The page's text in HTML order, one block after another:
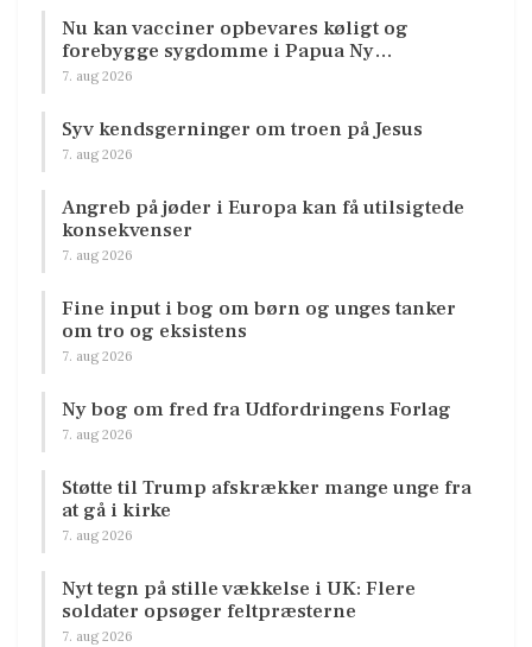
Nu kan vacciner opbevares køligt og
forebygge sygdomme i Papua Ny…
7. aug 2026
Syv kendsgerninger om troen på Jesus
7. aug 2026
Angreb på jøder i Europa kan få utilsigtede
konsekvenser
7. aug 2026
Fine input i bog om børn og unges tanker
om tro og eksistens
7. aug 2026
Ny bog om fred fra Udfordringens Forlag
7. aug 2026
Støtte til Trump afskrækker mange unge fra
at gå i kirke
7. aug 2026
Nyt tegn på stille vækkelse i UK: Flere
soldater opsøger feltpræsterne
7. aug 2026